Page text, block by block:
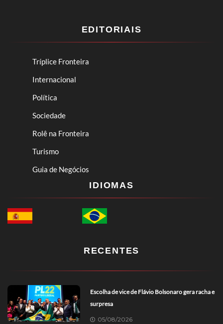
EDITORIAIS
Tríplice Fronteira
Internacional
Política
Sociedade
Rolê na Fronteira
Turismo
Guia de Negócios
IDIOMAS
RECENTES
Escolha de vice de Flávio Bolsonaro gera racha e
surpresa
05/08/2026